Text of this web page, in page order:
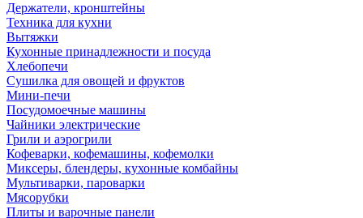
Держатели, кронштейны
Техника для кухни
Вытяжки
Кухонные принадлежности и посуда
Хлебопечи
Сушилка для овощей и фруктов
Мини-печи
Посудомоечные машины
Чайники электрические
Грили и аэрогрили
Кофеварки, кофемашины, кофемолки
Миксеры, блендеры, кухонные комбайны
Мультиварки, пароварки
Мясорубки
Плиты и варочные панели